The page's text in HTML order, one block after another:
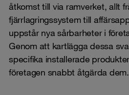
åtkomst till via ramverket, allt
fjärrlagringssystem till
uppstår nya sårbarheter i
Genom att kartlägga dessa
specifika installerade
företagen snabbt åtgärda dem.